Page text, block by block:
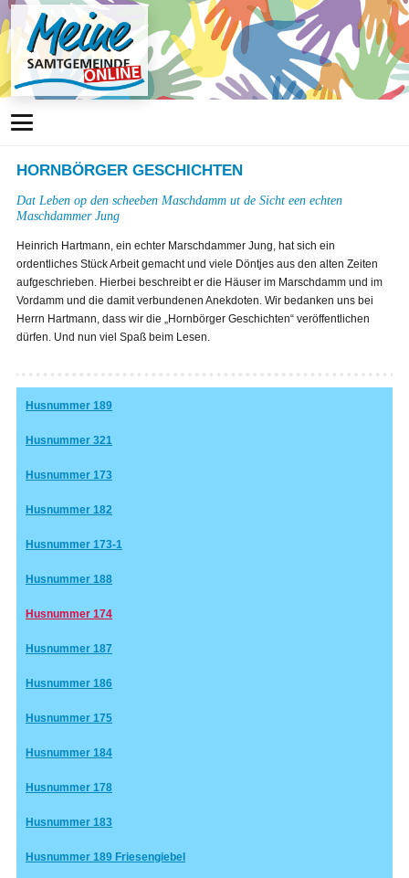
HORNBÖRGER GESCHICHTEN
Dat Leben op den scheeben Maschdamm ut de Sicht een echten
Maschdammer Jung
Heinrich Hartmann, ein echter Marschdammer Jung, hat sich ein
ordentliches Stück Arbeit gemacht und viele Döntjes aus den alten Zeiten
aufgeschrieben. Hierbei beschreibt er die Häuser im Marschdamm und im
Vordamm und die damit verbundenen Anekdoten. Wir bedanken uns bei
Herrn Hartmann, dass wir die „Hornbörger Geschichten“ veröffentlichen
dürfen. Und nun viel Spaß beim Lesen.
Husnummer 189
Husnummer 321
Husnummer 173
Husnummer 182
Husnummer 173-1
Husnummer 188
Husnummer 174
Husnummer 187
Husnummer 186
Husnummer 175
Husnummer 184
Husnummer 178
Husnummer 183
Husnummer 189 Friesengiebel